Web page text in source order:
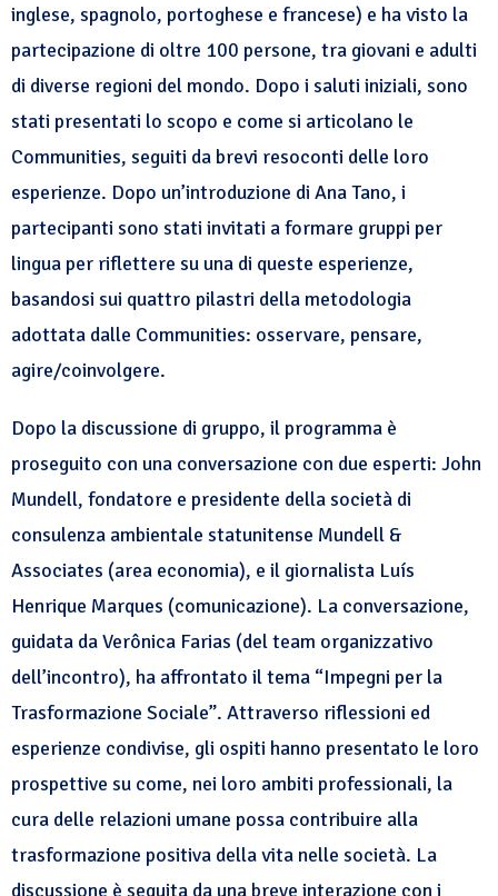
inglese, spagnolo, portoghese e francese) e ha visto la
partecipazione di oltre 100 persone, tra giovani e adulti
di diverse regioni del mondo. Dopo i saluti iniziali, sono
stati presentati lo scopo e come si articolano le
Communities, seguiti da brevi resoconti delle loro
esperienze. Dopo un’introduzione di Ana Tano, i
partecipanti sono stati invitati a formare gruppi per
lingua per riflettere su una di queste esperienze,
basandosi sui quattro pilastri della metodologia
adottata dalle Communities: osservare, pensare,
agire/coinvolgere.
Dopo la discussione di gruppo, il programma è
proseguito con una conversazione con due esperti: John
Mundell, fondatore e presidente della società di
consulenza ambientale statunitense Mundell &
Associates (area economia), e il giornalista Luís
Henrique Marques (comunicazione). La conversazione,
guidata da Verônica Farias (del team organizzativo
dell’incontro), ha affrontato il tema “Impegni per la
Trasformazione Sociale”. Attraverso riflessioni ed
esperienze condivise, gli ospiti hanno presentato le loro
prospettive su come, nei loro ambiti professionali, la
cura delle relazioni umane possa contribuire alla
trasformazione positiva della vita nelle società. La
discussione è seguita da una breve interazione con i